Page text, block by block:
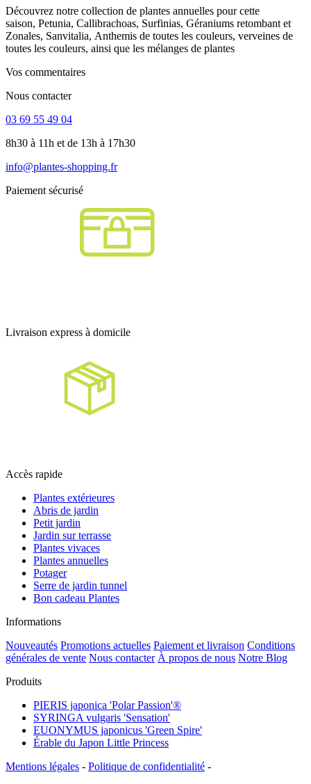
Découvrez notre collection de plantes annuelles pour cette
saison, Petunia, Callibrachoas, Surfinias, Géraniums retombant et
Zonales, Sanvitalia, Anthemis de toutes les couleurs, verveines de
toutes les couleurs, ainsi que les mélanges de plantes
Vos commentaires
Nous contacter
03 69 55 49 04
8h30 à 11h et de 13h à 17h30
info@plantes-shopping.fr
Paiement sécurisé
Livraison express à domicile
Accès rapide
Plantes extérieures
Abris de jardin
Petit jardin
Jardin sur terrasse
Plantes vivaces
Plantes annuelles
Potager
Serre de jardin tunnel
Bon cadeau Plantes
Informations
Nouveautés Promotions actuelles Paiement et livraison Conditions
générales de vente Nous contacter À propos de nous Notre Blog
Produits
PIERIS japonica 'Polar Passion'®
SYRINGA vulgaris 'Sensation'
EUONYMUS japonicus 'Green Spire'
Érable du Japon Little Princess
Mentions légales - Politique de confidentialité -